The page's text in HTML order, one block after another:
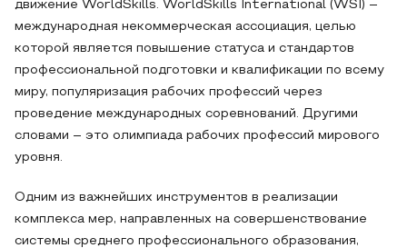
движение WorldSkills. WorldSkills International (WSI) –
международная некоммерческая ассоциация, целью
которой является повышение статуса и стандартов
профессиональной подготовки и квалификации по всему
миру, популяризация рабочих профессий через
проведение международных соревнований. Другими
словами – это олимпиада рабочих профессий мирового
уровня.
Одним из важнейших инструментов в реализации
комплекса мер, направленных на совершенствование
системы среднего профессионального образования,